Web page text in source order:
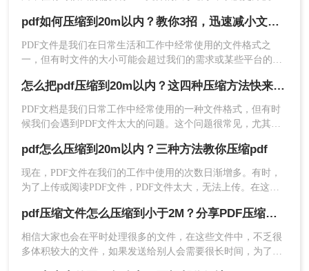
2、点击文件压缩-PDF压缩，然后点击中间的“+”号
量较多，那也是可以批量压缩的，点击添加文件
夹，将要压缩的PDF文件都传上去。
介绍几种方法来压缩PDF文件的大小，确保你轻松地将其压缩
到20M以下。
pdf如何压缩到20m以内？教你3招，迅速减小文件体积！
PDF文件是我们在日常生活和工作中经常使用的文件格式之
一，但有时文件的大小可能会超过我们的需求或某些平台的上
内，就变得尤为重要。那么pdf如何压缩到20m以内呢？本文将
为您介绍几种简单且有效的方法来实现这一目标。
怎么把pdf压缩到20m以内？这四种压缩方法快来学~
PDF文档是我们日常工作中经常使用的一种文件格式，但有时
候我们会遇到PDF文件太大的问题。这个问题很常见，尤其是
能会造成发送失败或者下载时间过长的问题。在这篇文章中，
我们将为大家介绍怎么把pdf压缩到20m以内的方法。
pdf怎么压缩到20m以内？三种方法教你压缩pdf
现在，PDF文件在我们的工作中使用的次数日渐增多。有时，
为了上传或阅读PDF文件，PDF文件太大，无法上传。在这种
怎么压缩到20m以内吗？如果你不能，你可以跟着小编来解
决！
pdf压缩文件怎么压缩到小于2M？分享PDF压缩到指定大小的方法！
相信大家也会在平时处理很多的文件，在这些文件中，不乏很
多体积较大的文件，如果发送给别人会需要很长时间，为了节